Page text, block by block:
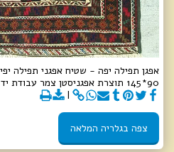
אפגן תפילה יפה - שטיח אפגני תפילה
90*145 תוצרת אפגניסטן צמר עבודת יד צפופה
צפה בגלריה המלאה